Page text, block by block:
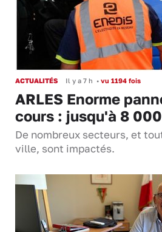
ACTUALITÉS Il y a 7 h • vu 1194 fois
ARLES Enorme
cours : jusqu'à 8
De nombreux secteurs, et
ville, sont impactés.